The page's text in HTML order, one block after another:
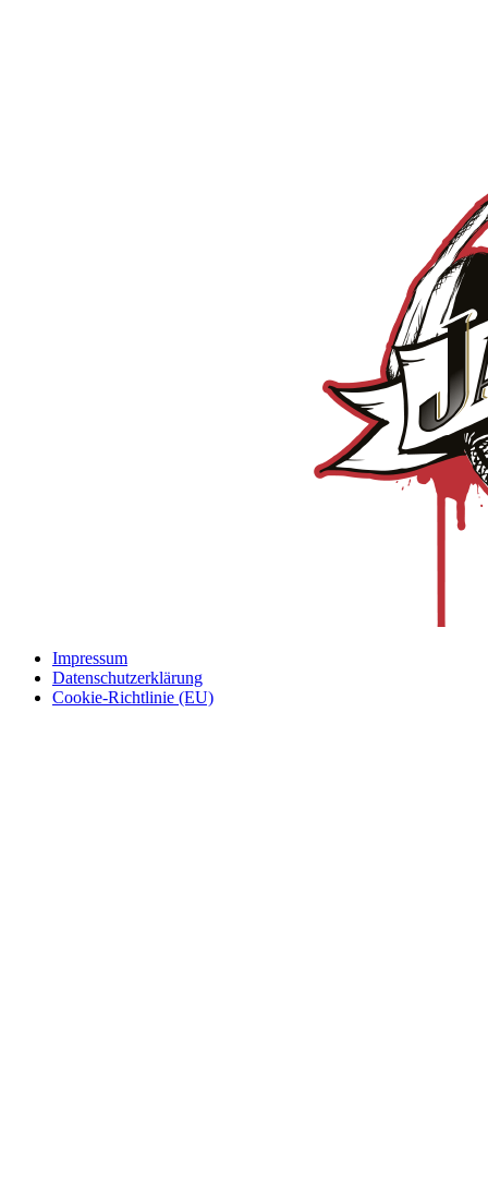
Impressum
Datenschutzerklärung
Cookie-Richtlinie (EU)